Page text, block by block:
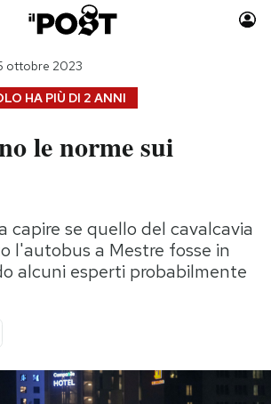
Auto
Moda
Storie/Idee
Ok Boomer!
Media
HA PIÙ DI 2 ANNI
ottobre 2023
le norme sui
capire se quello del cavalcavia
l'autobus a Mestre fosse in
alcuni esperti probabilmente